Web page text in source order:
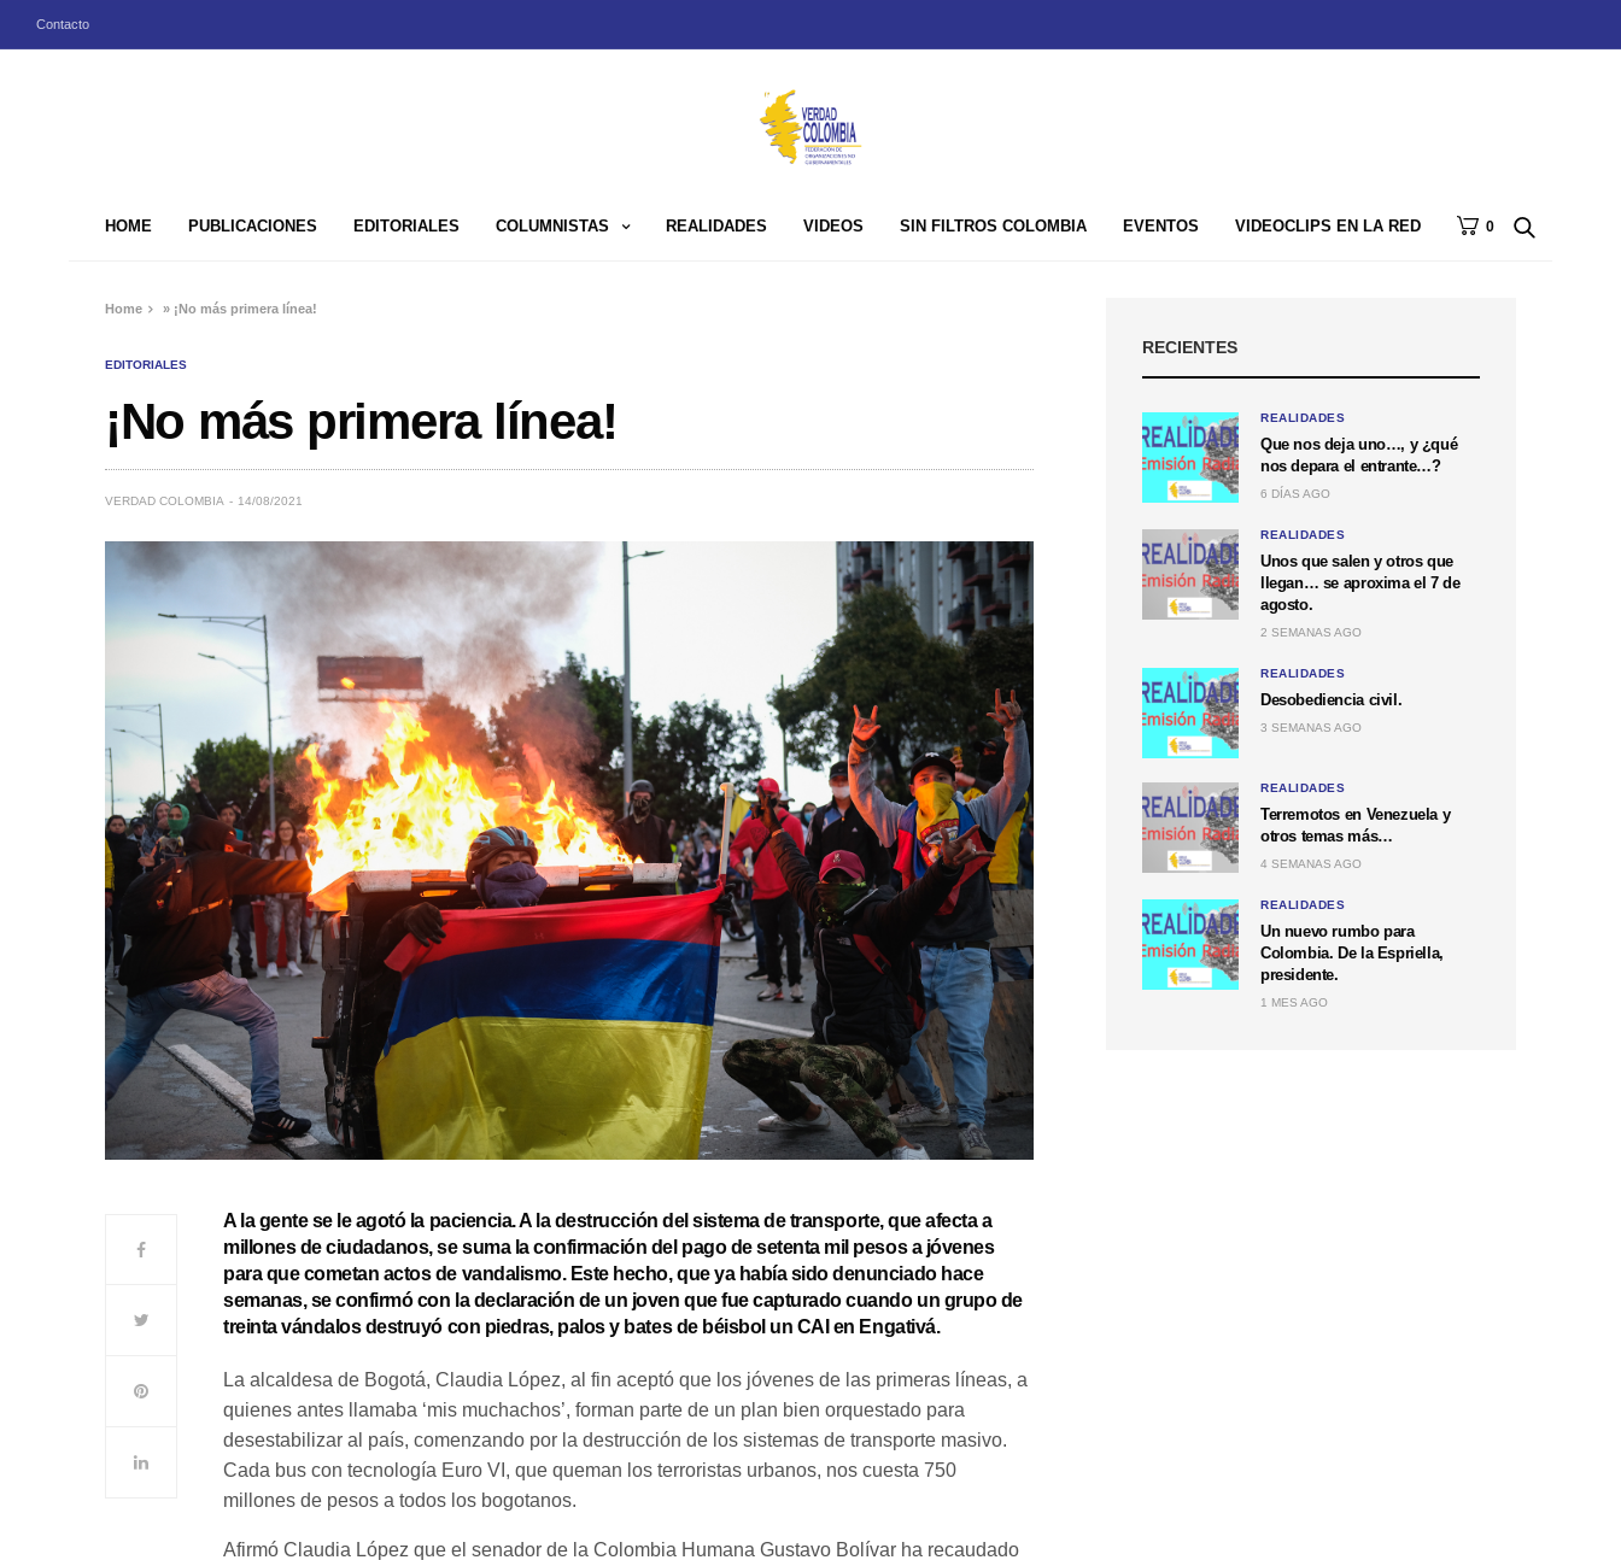
Contacto
HOME PUBLICACIONES EDITORIALES COLUMNISTAS REALIDADES VIDEOS SIN FILTROS COLOMBIA EVENTOS VIDEOCLIPS EN LA RED 0
Home » ¡No más primera línea!
EDITORIALES
¡No más primera línea!
VERDAD COLOMBIA 14/08/2021
A la gente se le agotó la paciencia. A la destrucción del sistema de transporte, que afecta a
millones de ciudadanos, se suma la confirmación del pago de setenta mil pesos a jóvenes
para que cometan actos de vandalismo. Este hecho, que ya había sido denunciado hace
semanas, se confirmó con la declaración de un joven que fue capturado cuando un grupo de
treinta vándalos destruyó con piedras, palos y bates de béisbol un CAI en Engativá.
La alcaldesa de Bogotá, Claudia López, al fin aceptó que los jóvenes de las primeras líneas, a
quienes antes llamaba ‘mis muchachos’, forman parte de un plan bien orquestado para
desestabilizar al país, comenzando por la destrucción de los sistemas de transporte masivo.
Cada bus con tecnología Euro VI, que queman los terroristas urbanos, nos cuesta 750
millones de pesos a todos los bogotanos.
Afirmó Claudia López que el senador de la Colombia Humana Gustavo Bolívar ha recaudado
RECIENTES
REALIDADES
Que nos deja uno…, y ¿qué
nos depara el entrante…?
6 DÍAS AGO
REALIDADES
Unos que salen y otros que
llegan… se aproxima el 7 de
agosto.
2 SEMANAS AGO
REALIDADES
Desobediencia civil.
3 SEMANAS AGO
REALIDADES
Terremotos en Venezuela y
otros temas más…
4 SEMANAS AGO
REALIDADES
Un nuevo rumbo para
Colombia. De la Espriella,
presidente.
1 MES AGO